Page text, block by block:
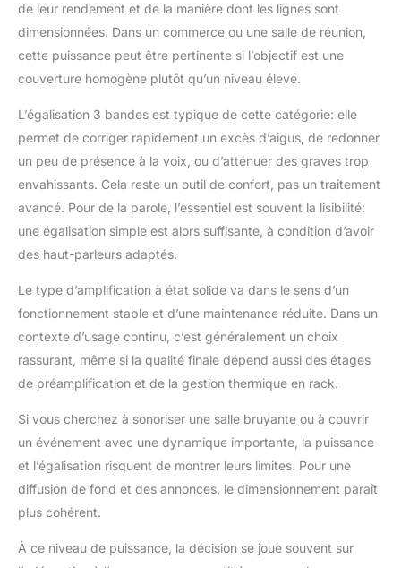
de leur rendement et de la manière dont les lignes sont
dimensionnées. Dans un commerce ou une salle de réunion,
cette puissance peut être pertinente si l’objectif est une
couverture homogène plutôt qu’un niveau élevé.
L’égalisation 3 bandes est typique de cette catégorie: elle
permet de corriger rapidement un excès d’aigus, de redonner
un peu de présence à la voix, ou d’atténuer des graves trop
envahissants. Cela reste un outil de confort, pas un traitement
avancé. Pour de la parole, l’essentiel est souvent la lisibilité:
une égalisation simple est alors suffisante, à condition d’avoir
des haut-parleurs adaptés.
Le type d’amplification à état solide va dans le sens d’un
fonctionnement stable et d’une maintenance réduite. Dans un
contexte d’usage continu, c’est généralement un choix
rassurant, même si la qualité finale dépend aussi des étages
de préamplification et de la gestion thermique en rack.
Si vous cherchez à sonoriser une salle bruyante ou à couvrir
un événement avec une dynamique importante, la puissance
et l’égalisation risquent de montrer leurs limites. Pour une
diffusion de fond et des annonces, le dimensionnement paraît
plus cohérent.
À ce niveau de puissance, la décision se joue souvent sur